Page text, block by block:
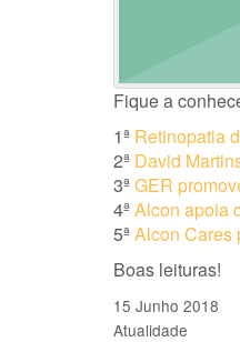
Fique a
1ª Retinopatia
2ª David
3ªGER
4ªAlcon apoia
5ªAlcon Cares
Boas leituras!
15 Junho 2018
Atualidade